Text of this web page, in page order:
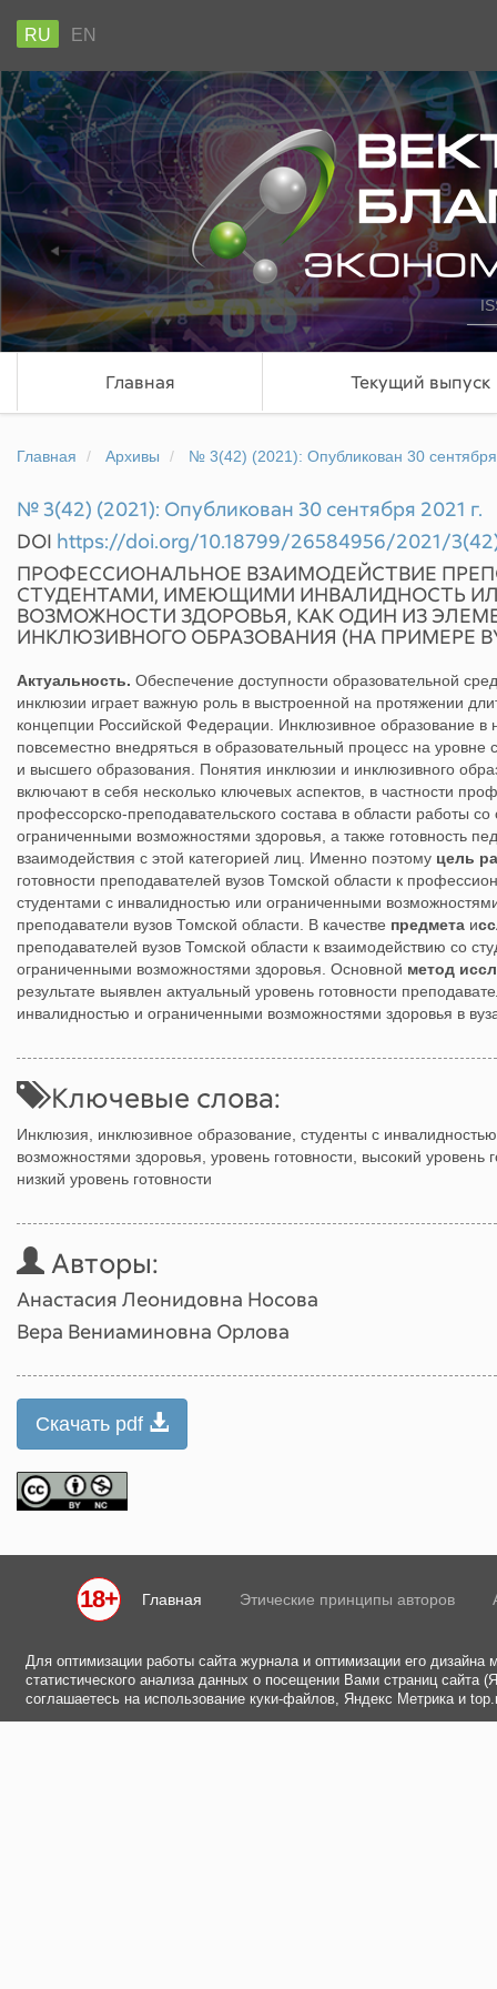
RU EN
Главная Текущий выпуск
Главная Архивы № 3(42) (2021): Опубликован 30 сентября
№ 3(42) (2021): Опубликован 30 сентября 2021 г.
DOI https://doi.org/10.18799/26584956/2021/
ПРОФЕССИОНАЛЬНОЕ ВЗАИМОДЕЙСТВИЕ
СТУДЕНТАМИ, ИМЕЮЩИМИ ИНВАЛИДНОСТЬ
ВОЗМОЖНОСТИ ЗДОРОВЬЯ, КАК ОДИН ИЗ
ИНКЛЮЗИВНОГО ОБРАЗОВАНИЯ (НА ПРИМЕРЕ
Актуальность. Обеспечение доступности образовательной
инклюзии играет важную роль в выстроенной на протяжении
концепции Российской Федерации. Инклюзивное образование в
повсеместно внедряться в образовательный процесс на уровне
и высшего образования. Понятия инклюзии и инклюзивного
включают в себя несколько ключевых аспектов, в частности
профессорско-преподавательского состава в области работы
ограниченными возможностями здоровья, а также готовность
взаимодействия с этой категорией лиц. Именно поэтому цель
готовности преподавателей вузов Томской области к
студентами с инвалидностью или ограниченными
преподаватели вузов Томской области. В качестве предмета и
преподавателей вузов Томской области к взаимодействию со
ограниченными возможностями здоровья. Основной метод
результате выявлен актуальный уровень готовности
инвалидностью и ограниченными возможностями здоровья в
Ключевые слова:
Инклюзия, инклюзивное образование, студенты с
возможностями здоровья, уровень готовности, высокий уровень
низкий уровень готовности
Авторы:
Анастасия Леонидовна Носова
Вера Вениаминовна Орлова
Скачать pdf
18+ Главная Этические принципы авторов
Для оптимизации работы сайта журнала и оптимизации его
статистического анализа данных о посещении Вами страниц
соглашаетесь на использование куки-файлов, Яндекс Метрика и